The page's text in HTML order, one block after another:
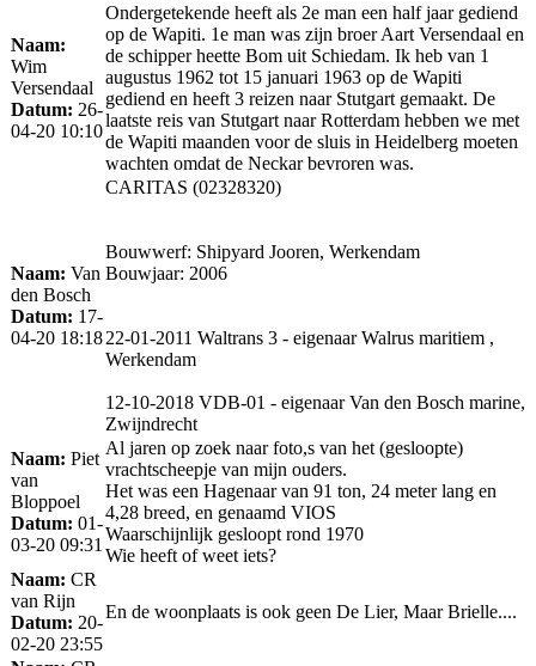
Naam:
Wim
Versendaal
Datum: 26-
04-20 10:10
Ondergetekende heeft als 2e man een half jaar gediend
op de Wapiti. 1e man was zijn broer Aart Versendaal en
de schipper heette Bom uit Schiedam. Ik heb van 1
augustus 1962 tot 15 januari 1963 op de Wapiti
gediend en heeft 3 reizen naar Stutgart gemaakt. De
laatste reis van Stutgart naar Rotterdam hebben we met
de Wapiti maanden voor de sluis in Heidelberg moeten
wachten omdat de Neckar bevroren was.
Naam: Van
den Bosch
Datum: 17-
04-20 18:18
CARITAS (02328320)
Bouwwerf: Shipyard Jooren, Werkendam
Bouwjaar: 2006
22-01-2011 Waltrans 3 - eigenaar Walrus maritiem ,
Werkendam
12-10-2018 VDB-01 - eigenaar Van den Bosch marine,
Zwijndrecht
Naam: Piet
van
Bloppoel
Datum: 01-
03-20 09:31
Al jaren op zoek naar foto,s van het (gesloopte)
vrachtscheepje van mijn ouders.
Het was een Hagenaar van 91 ton, 24 meter lang en
4,28 breed, en genaamd VIOS
Waarschijnlijk gesloopt rond 1970
Wie heeft of weet iets?
Naam: CR
van Rijn
Datum: 20-
02-20 23:55
En de woonplaats is ook geen De Lier, Maar Brielle....